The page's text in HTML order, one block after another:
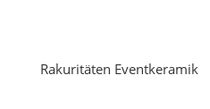
Rakuritäten Eventkeramik